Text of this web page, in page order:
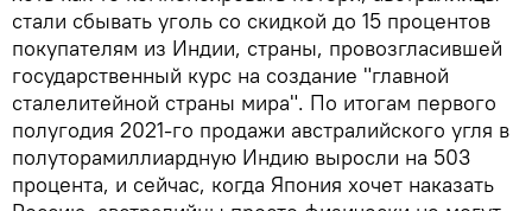
стали сбывать уголь со скидкой до 15 процентов
покупателям из Индии, страны, провозгласившей
государственный курс на создание "главной
сталелитейной страны мира". По итогам первого
полугодия 2021-го продажи австралийского угля в
полуторамиллиардную Индию выросли на 503
процента, и сейчас, когда Япония хочет наказать